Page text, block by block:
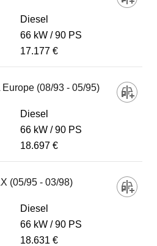
Diesel
66 kW
90 PS
17.177 €
(08/93 - 05/95)
Diesel
66 kW
90 PS
18.697 €
(05/95 - 03/98)
Diesel
66 kW
90 PS
18.631 €